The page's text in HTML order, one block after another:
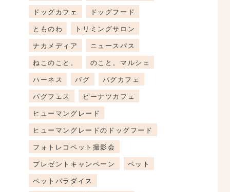
ドッグカフェ
ドッグフード
とものわ
トリミングサロン
ナカメディア
ニュースパス
ねこのこと。
のこと。マルシェ
ハーネス
パグ
パグカフェ
パグフェス
ピーナツカフェ
ヒューマングレード
ヒューマングレードのドッグフード
フォトレコペット撮影会
プレゼントキャンペーン
ペット
ペットパラダイス